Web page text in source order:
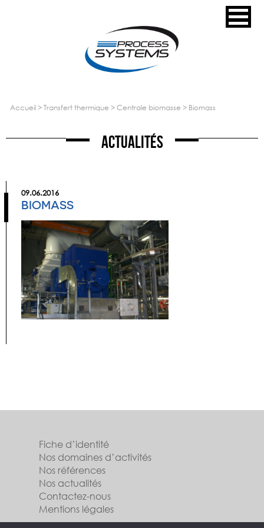
accueil> transfert thermique > centrale biomasse > biomass
Actualités
09.06.2016
BIOMASS
Fiche d’identité
Nos domaines d’activités
Nos références
Nos actualités
Contactez-nous
Mentions légales